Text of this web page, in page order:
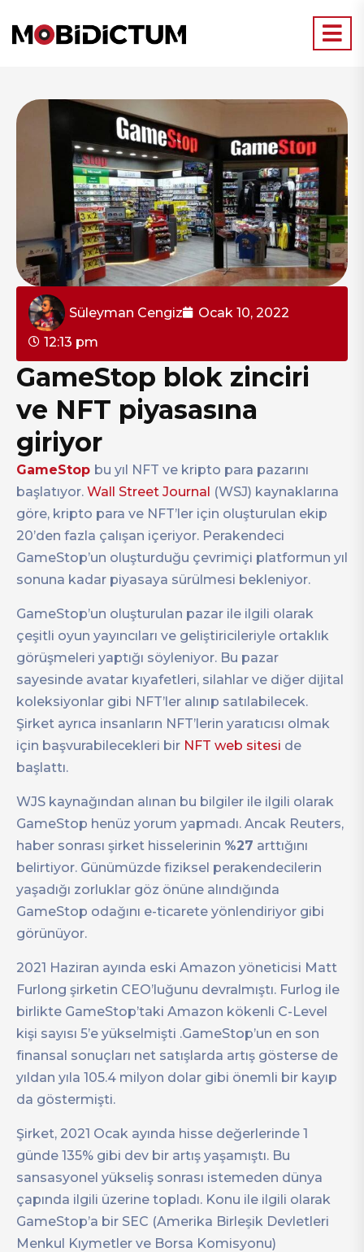
Süleyman Cengiz
Ocak 10, 2022
12:13 pm
GameStop blok zinciri
ve NFT piyasasına
giriyor
GameStop bu yıl NFT ve kripto para pazarını
başlatıyor. Wall Street Journal (WSJ) kaynaklarına
göre, kripto para ve NFT’ler için oluşturulan ekip
20’den fazla çalışan içeriyor. Perakendeci
GameStop’un oluşturduğu çevrimiçi platformun yıl
sonuna kadar piyasaya sürülmesi bekleniyor.
GameStop’un oluşturulan pazar ile ilgili olarak
çeşitli oyun yayıncıları ve geliştiricileriyle ortaklık
görüşmeleri yaptığı söyleniyor. Bu pazar
sayesinde avatar kıyafetleri, silahlar ve diğer dijital
koleksiyonlar gibi NFT’ler alınıp satılabilecek.
Şirket ayrıca insanların NFT’lerin yaratıcısı olmak
için başvurabilecekleri bir NFT web sitesi de
başlattı.
WJS kaynağından alınan bu bilgiler ile ilgili olarak
GameStop henüz yorum yapmadı. Ancak Reuters,
haber sonrası şirket hisselerinin %27 arttığını
belirtiyor. Günümüzde fiziksel perakendecilerin
yaşadığı zorluklar göz önüne alındığında
GameStop odağını e-ticarete yönlendiriyor gibi
görünüyor.
2021 Haziran ayında eski Amazon yöneticisi Matt
Furlong şirketin CEO’luğunu devralmıştı. Furlog ile
birlikte GameStop’taki Amazon kökenli C-Level
kişi sayısı 5’e yükselmişti .GameStop’un en son
finansal sonuçları net satışlarda artış gösterse de
yıldan yıla 105.4 milyon dolar gibi önemli bir kayıp
da göstermişti.
Şirket, 2021 Ocak ayında hisse değerlerinde 1
günde 135% gibi dev bir artış yaşamıştı. Bu
sansasyonel yükseliş sonrası istemeden dünya
çapında ilgili üzerine topladı. Konu ile ilgili olarak
GameStop’a bir SEC (Amerika Birleşik Devletleri
Menkul Kıymetler ve Borsa Komisyonu)